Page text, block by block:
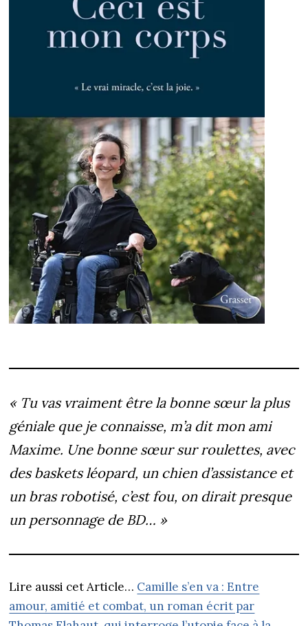
« Tu vas vraiment être la bonne sœur la plus
géniale que je connaisse, m’a dit mon ami
Maxime. Une bonne sœur sur roulettes, avec
des baskets léopard, un chien d’assistance et
un bras robotisé, c’est fou, on dirait presque
un personnage de BD… »
Lire aussi cet Article… Camille s’en va : Entre
amour, amitié et combat, un roman écrit par